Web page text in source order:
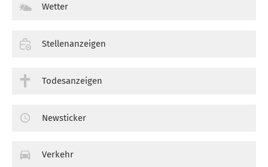
Wetter
Stellenanzeigen
Todesanzeigen
Newsticker
Verkehr